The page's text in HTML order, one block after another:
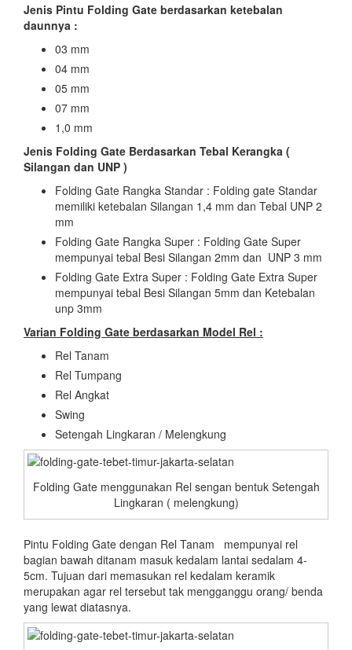
Jenis Pintu Folding Gate berdasarkan ketebalan
daunnya :
03 mm
04 mm
05 mm
07 mm
1,0 mm
Jenis Folding Gate Berdasarkan Tebal Kerangka (
Silangan dan UNP )
Folding Gate Rangka Standar : Folding gate Standar
memiliki ketebalan Silangan 1,4 mm dan Tebal UNP 2
mm
Folding Gate Rangka Super : Folding Gate Super
mempunyai tebal Besi Silangan 2mm dan UNP 3 mm
Folding Gate Extra Super : Folding Gate Extra Super
mempunyai tebal Besi Silangan 5mm dan Ketebalan
unp 3mm
Varian Folding Gate berdasarkan Model Rel :
Rel Tanam
Rel Tumpang
Rel Angkat
Swing
Setengah Lingkaran / Melengkung
Folding Gate menggunakan Rel sengan bentuk Setengah
Lingkaran ( melengkung)
Pintu Folding Gate dengan Rel Tanam mempunyai rel
bagian bawah ditanam masuk kedalam lantai sedalam 4-
5cm. Tujuan dari memasukan rel kedalam keramik
merupakan agar rel tersebut tak mengganggu orang/ benda
yang lewat diatasnya.